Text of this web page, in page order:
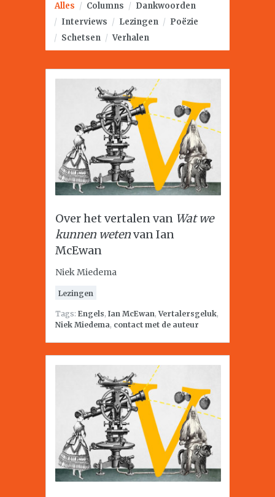
Alles / Columns / Dankwoorden
/ Interviews / Lezingen / Poëzie
/ Schetsen / Verhalen
Over het vertalen van Wat we
kunnen wetenvan Ian
McEwan
Niek Miedema
Lezingen
Tags: Engels, Ian McEwan,Vertalersgeluk,
Niek Miedema, contact met de auteur